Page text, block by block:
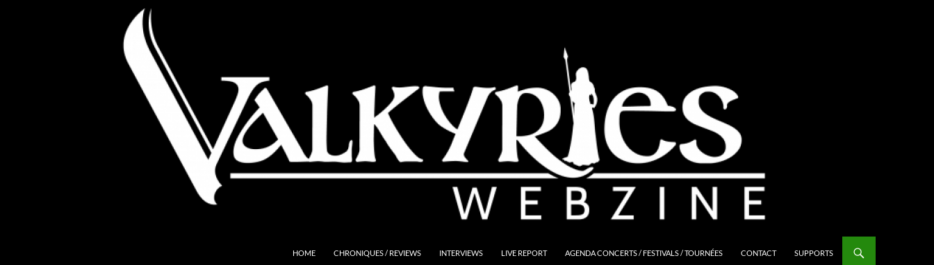
HOME CHRONIQUES / REVIEWS INTERVIEWS LIVE REPORT AGENDA CONCERTS / FESTIVALS / TOURNÉES CONTACT SUPPORTS